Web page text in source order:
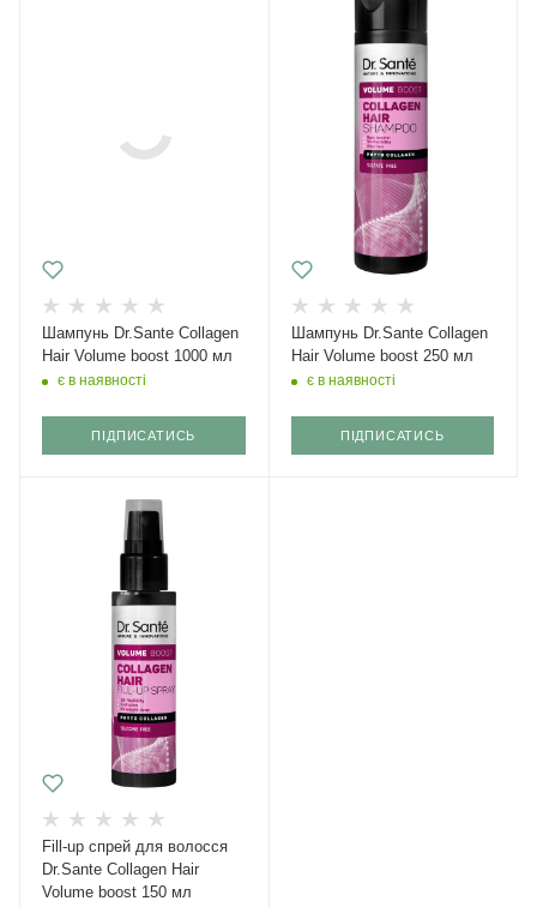
Шампунь Dr.Sante Collagen
Hair Volume boost 1000 мл
є в наявності
ПІДПИСАТИСЬ
Шампунь Dr.Sante Collagen
Hair Volume boost 250 мл
є в наявності
ПІДПИСАТИСЬ
Fill-up спрей для волосся
Dr.Sante Collagen Hair
Volume boost 150 мл